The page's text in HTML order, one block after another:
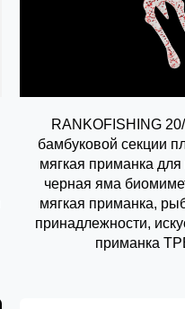
RANKOFISHING
бамбуковой секции
мягкая приманка для
черная яма
мягкая приманка,
принадлежности,
приманка